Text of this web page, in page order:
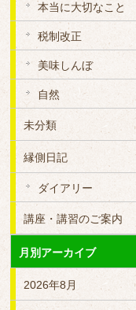
本当に大切なこと
税制改正
美味しんぼ
自然
未分類
縁側日記
ダイアリー
講座・講習のご案内
月別アーカイブ
2026年8月